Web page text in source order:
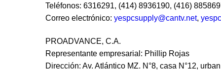
Teléfonos: 6316291, (414) 8936190, (416)
Correo electrónico: yespcsupply@cantv.net,
PROADVANCE, C.A.
Representante empresarial: Phillip Rojas
Dirección: Av. Atlántico MZ. N°8, casa N°12,